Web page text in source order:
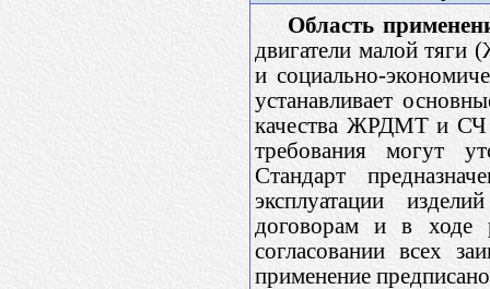
Область
двигатели малой тяги
и социально-
устанавливает
качества ЖРДМТ и СЧ
требования могут
Стандарт
эксплуатации
договорам и в ходе
согласовании всех
применение